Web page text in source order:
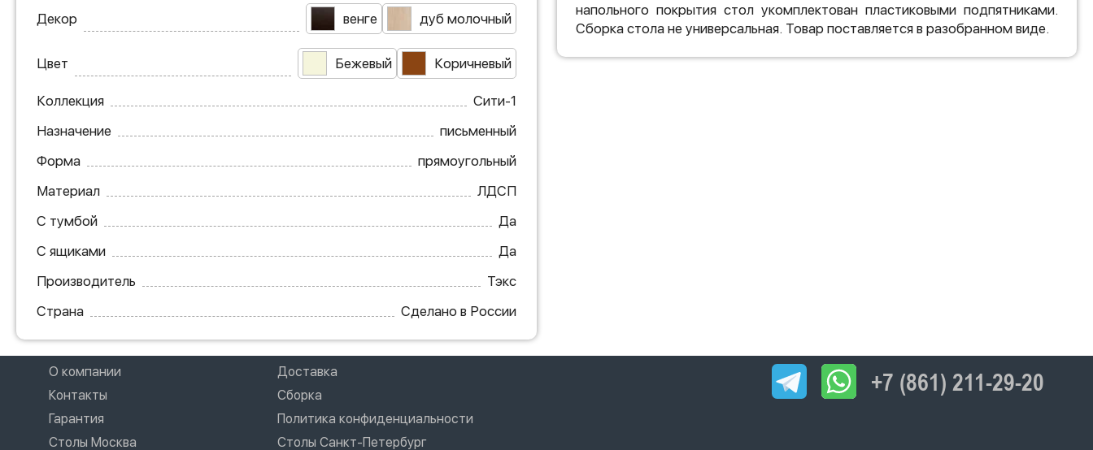
Декор венге дуб молочный
Цвет Бежевый Коричневый
Коллекция
Сити-1
Назначение
письменный
Форма
прямоугольный
Материал
ЛДСП
С тумбой
Да
С ящиками
Да
Производитель
Тэкс
Страна
Сделано в России
напольного покрытия стол укомплектован пластиковыми подпятниками.
Сборка стола не универсальная. Товар поставляется в разобранном виде.
О компании
Доставка
Контакты
Сборка
Гарантия
Политика конфиденциальности
Столы Москва
Столы Санкт-Петербург
+7 (861) 211-29-20